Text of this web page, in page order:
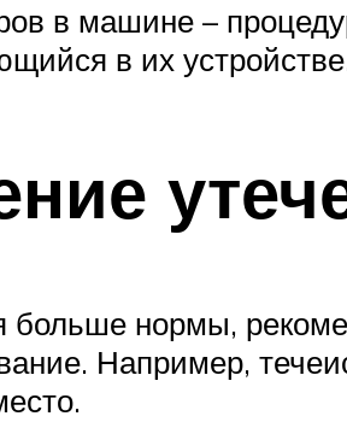
в машине –
в их
больше нормы,
Например,